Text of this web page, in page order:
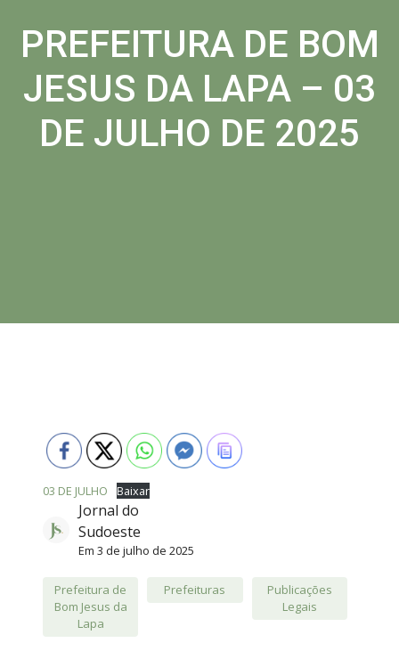
PREFEITURA DE BOM
JESUS DA LAPA – 03
DE JULHO DE 2025
03 DE JULHO Baixar
Jornal do
Sudoeste
Em 3 de julho de 2025
Prefeitura de
Bom Jesus da
Lapa
Prefeituras
Publicações
Legais